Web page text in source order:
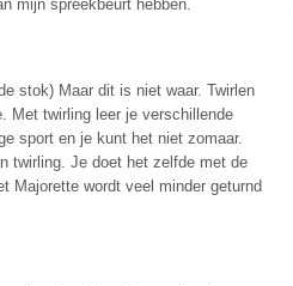
mijn spreekbeurt hebben.
stok) Maar dit is niet waar. Twirlen
Met twirling leer je verschillende
sport en je kunt het niet zomaar.
twirling. Je doet het zelfde met de
Majorette wordt veel minder geturnd